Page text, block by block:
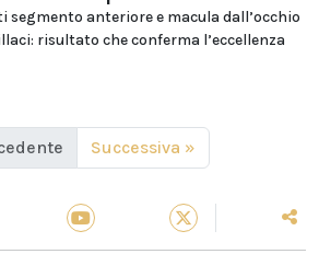
anteriore e macula dall’occhio
risultato che conferma l’eccellenza
Successiva »